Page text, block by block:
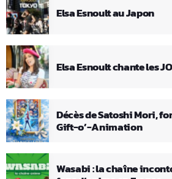
Elsa Esnoult au Japon
Elsa Esnoult chante les
Décès de Satoshi Mori,
Gift-o’-Animation
Wasabi : la chaîne